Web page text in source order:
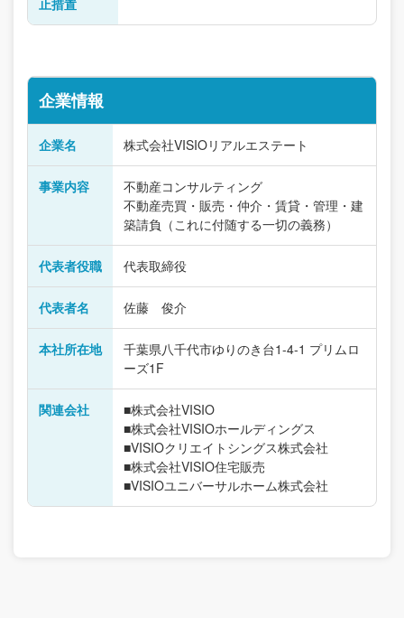
止措置
企業情報
企業名 株式会社VISIOリアルエステート
事業内容
不動産コンサルティング
不動産売買・販売・仲介・賃貸・管理・建
築請負（これに付随する一切の義務）
代表者役職 代表取締役
代表者名 佐藤 俊介
本社所在地
千葉県八千代市ゆりのき台1-4-1 プリムロ
ーズ1F
関連会社
■株式会社VISIO
■株式会社VISIOホールディングス
■VISIOクリエイトシングス株式会社
■株式会社VISIO住宅販売
■VISIOユニバーサルホーム株式会社